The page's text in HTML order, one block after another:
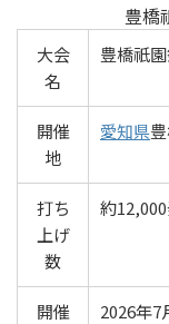
豊橋
大会
名
豊橋祇
開催
地
愛知県
打ち
上げ
数
約
開催
2026年7